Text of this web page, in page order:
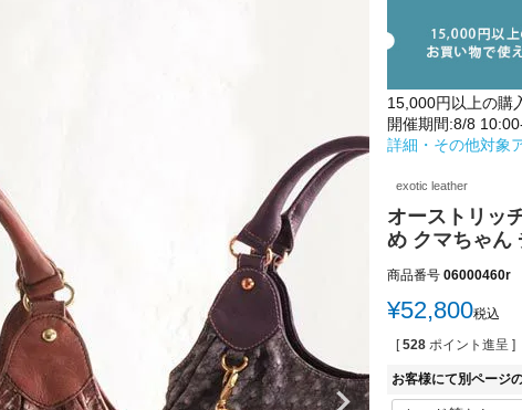
15,000円以上の購
開催期間:8/8
詳細・その他対象
exotic leather
オーストリッ
め クマちゃん
商品番号 06000460r
¥52,800税込
[ 528 ポイント進呈 ]
お客様にて別ページ